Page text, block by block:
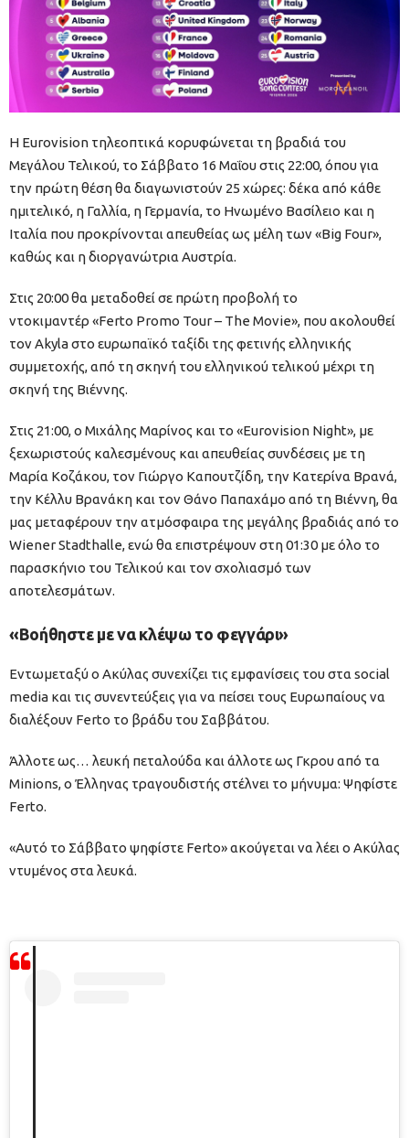
Η Eurovision τηλεοπτικά κορυφώνεται τη βραδιά του
Μεγάλου Τελικού, το Σάββατο 16 Μαΐου στις 22:00, όπου για
την πρώτη θέση θα διαγωνιστούν 25 χώρες: δέκα από κάθε
ημιτελικό, η Γαλλία, η Γερμανία, το Ηνωμένο Βασίλειο και η
Ιταλία που προκρίνονται απευθείας ως μέλη των «Big Four»,
καθώς και η διοργανώτρια Αυστρία.
Στις 20:00 θα μεταδοθεί σε πρώτη προβολή το
ντοκιμαντέρ «Ferto Promo Tour – The Movie», που ακολουθεί
τον Akyla στο ευρωπαϊκό ταξίδι της φετινής ελληνικής
συμμετοχής, από τη σκηνή του ελληνικού τελικού μέχρι τη
σκηνή της Βιέννης.
Στις 21:00, ο Μιχάλης Μαρίνος και το «Eurovision Night», με
ξεχωριστούς καλεσμένους και απευθείας συνδέσεις με τη
Μαρία Κοζάκου, τον Γιώργο Καπουτζίδη, την Κατερίνα Βρανά,
την Κέλλυ Βρανάκη και τον Θάνο Παπαχάμο από τη Βιέννη, θα
μας μεταφέρουν την ατμόσφαιρα της μεγάλης βραδιάς από το
Wiener Stadthalle, ενώ θα επιστρέψουν στη 01:30 με όλο το
παρασκήνιο του Τελικού και τον σχολιασμό των
αποτελεσμάτων.
«Bοήθηστε με να κλέψω το φεγγάρι»
Εντωμεταξύ ο Ακύλας συνεχίζει τις εμφανίσεις του στα social
media και τις συνεντεύξεις για να πείσει τους Ευρωπαίους να
διαλέξουν Ferto το βράδυ του Σαββάτου.
Άλλοτε ως… λευκή πεταλούδα και άλλοτε ως Γκρου από τα
Minions, ο Έλληνας τραγουδιστής στέλνει το μήνυμα: Ψηφίστε
Ferto.
«Αυτό το Σάββατο ψηφίστε Ferto» ακούγεται να λέει ο Ακύλας
ντυμένος στα λευκά.